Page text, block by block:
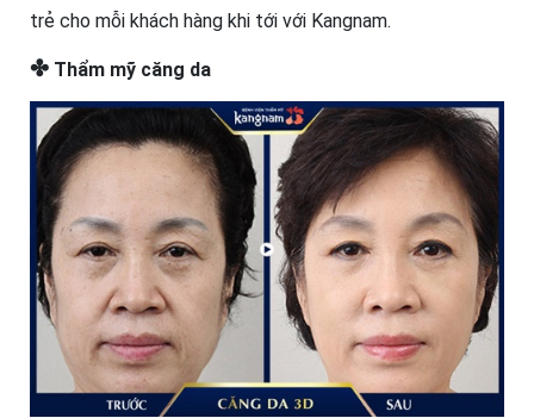
trẻ cho mỗi khách hàng khi tới với Kangnam.
✤ Thẩm mỹ căng da